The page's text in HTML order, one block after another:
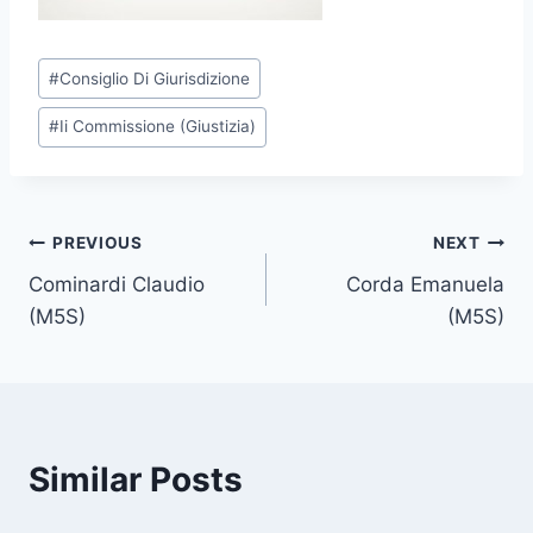
P
o
s
:
#Consiglio Di Giurisdizione
#Ii Commissione (Giustizia)
Post
navigation
PREVIOUS
Cominardi Claudio
(M5S)
NEXT
Corda Emanuela
(M5S)
Similar Posts